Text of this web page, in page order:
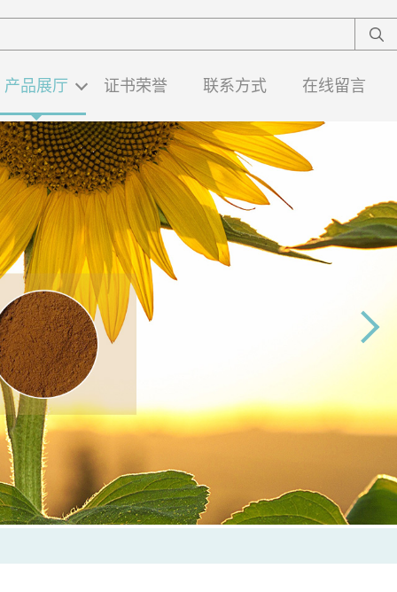
产品展厅 证书荣誉 联系方式 在线留言